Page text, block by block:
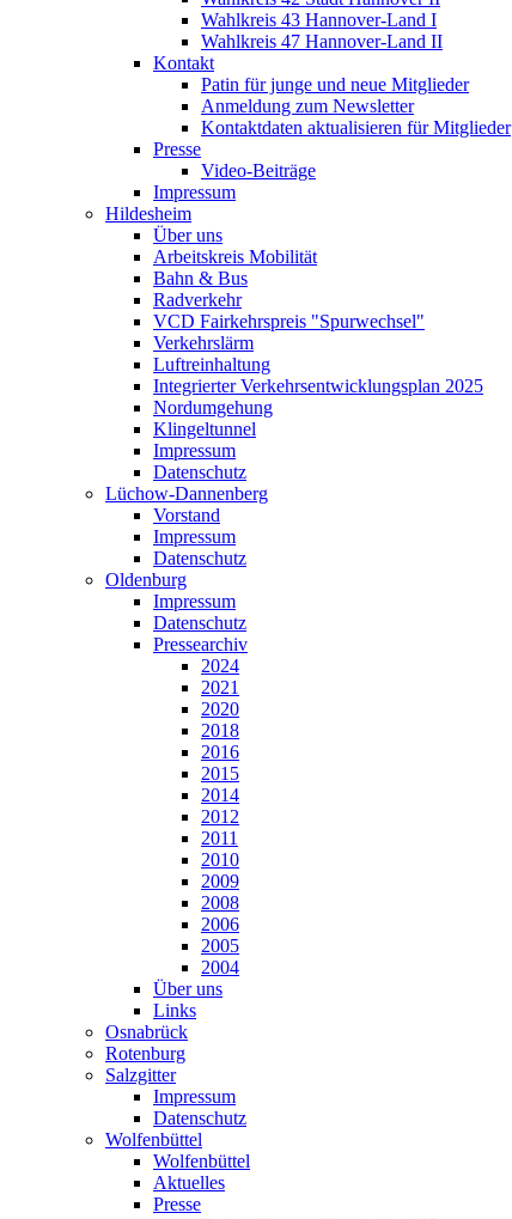
Wahlkreis 43 Hannover-Land I
Wahlkreis 47 Hannover-Land II
Kontakt
Patin für junge und neue Mitglieder
Anmeldung zum Newsletter
Kontaktdaten aktualisieren für Mitglieder
Presse
Video-Beiträge
Impressum
Hildesheim
Über uns
Arbeitskreis Mobilität
Bahn & Bus
Radverkehr
VCD Fairkehrspreis "Spurwechsel"
Verkehrslärm
Luftreinhaltung
Integrierter Verkehrsentwicklungsplan 2025
Nordumgehung
Klingeltunnel
Impressum
Datenschutz
Lüchow-Dannenberg
Vorstand
Impressum
Datenschutz
Oldenburg
Impressum
Datenschutz
Pressearchiv
2024
2021
2020
2018
2016
2015
2014
2012
2011
2010
2009
2008
2006
2005
2004
Über uns
Links
Osnabrück
Rotenburg
Salzgitter
Impressum
Datenschutz
Wolfenbüttel
Wolfenbüttel
Aktuelles
Presse